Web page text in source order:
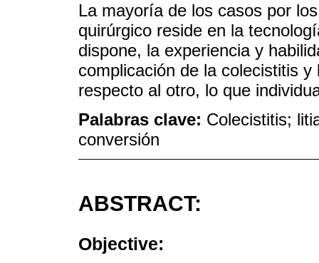
La mayoría de los casos por
quirúrgico reside en la
dispone, la experiencia y
complicación de la colecistitis
respecto al otro, lo que
Palabras clave: Colecistitis;
conversión
ABSTRACT:
Objective: